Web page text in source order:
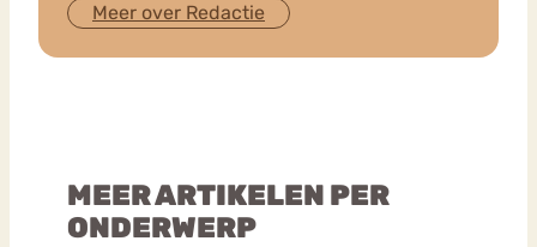
Meer over Redactie
MEER ARTIKELEN PER
ONDERWERP